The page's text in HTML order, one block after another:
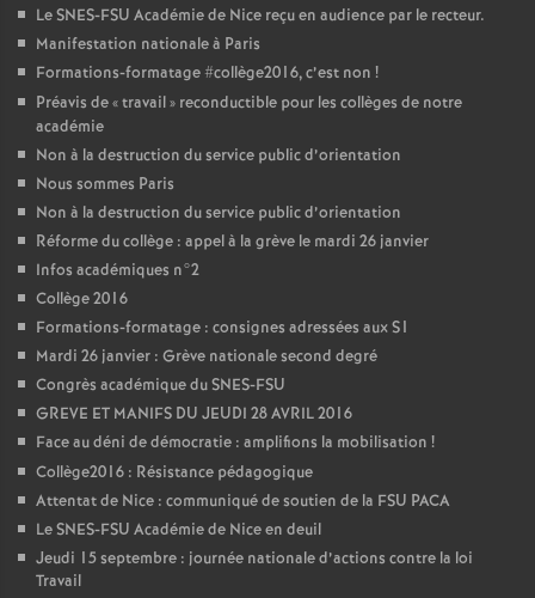
Le SNES-FSU Académie de Nice reçu en audience par le recteur.
Manifestation nationale à Paris
Formations-formatage #collège2016, c’est non !
Préavis de «travail» reconductible pour les collèges de notre
académie
Non à la destruction du service public d’orientation
Nous sommes Paris
Non à la destruction du service public d’orientation
Réforme du collège : appel à la grève le mardi 26 janvier
Infos académiques n°2
Collège 2016
Formations-formatage : consignes adressées aux S1
Mardi 26 janvier : Grève nationale second degré
Congrès académique du SNES-FSU
GREVE ET MANIFS DU JEUDI 28 AVRIL 2016
Face au déni de démocratie : amplifions la mobilisation !
Collège2016 : Résistance pédagogique
Attentat de Nice : communiqué de soutien de la FSU PACA
Le SNES-FSU Académie de Nice en deuil
Jeudi 15 septembre : journée nationale d’actions contre la loi
Travail